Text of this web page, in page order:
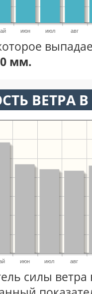
июн июл авг
мм.
ВЕТРА
июн июл авг
силы ветра